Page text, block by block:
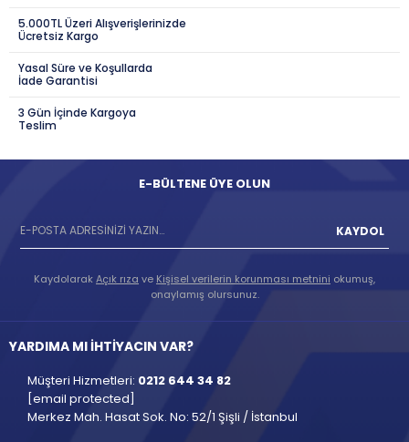
5.000TL Üzeri Alışverişlerinizde
Ücretsiz Kargo
Yasal Süre ve Koşullarda
İade Garantisi
3 Gün İçinde Kargoya
Teslim
E-BÜLTENE ÜYE OLUN
KAYDOL
KaydolarakAçık rıza ve Kişisel verilerin korunması metnini okumuş,
onaylamış olursunuz.
YARDIMA MI İHTİYACIN VAR?
Müşteri Hizmetleri: 0212 644 34 82
[email protected]
Merkez Mah. Hasat Sok. No: 52/1 Şişli / İstanbul